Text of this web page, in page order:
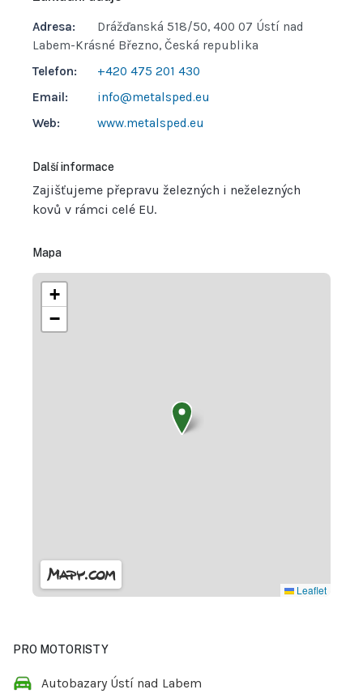
Adresa:
Drážďanská 518/50, 400 07 Ústí nad
Labem-Krásné Březno, Česká republika
Telefon:
+420 475 201 430
Email:
info@metalsped.eu
Web:
www.metalsped.eu
Další informace
Zajišťujeme přepravu železných i neželezných
kovů v rámci celé EU.
Mapa
+
−
Leaflet
PRO MOTORISTY
Autobazary Ústí nad Labem